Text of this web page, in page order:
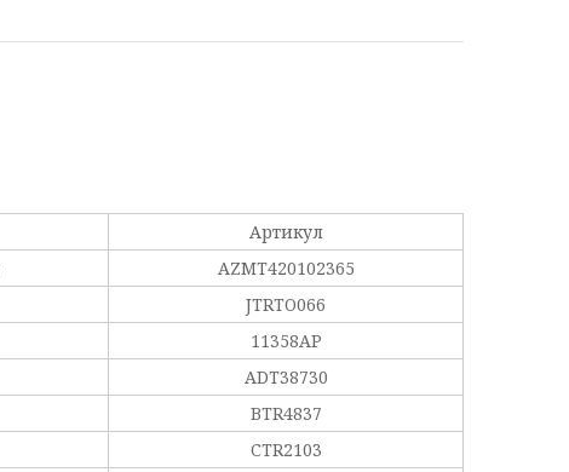
Артикул
AZMT420102365
JTRTO066
11358AP
ADT38730
BTR4837
CTR2103